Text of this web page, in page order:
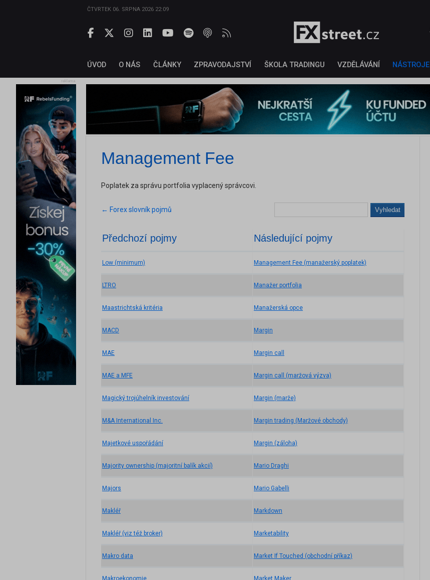
ČTVRTEK 06. SRPNA 2026 22:09
ÚVOD O NÁS ČLÁNKY ZPRAVODAJSTVÍ ŠKOLA TRADINGU VZDĚLÁVÁNÍ NÁSTROJE
reklama
Management Fee
Poplatek za správu portfolia vyplacený správcovi.
← Forex slovník pojmů Vyhledat
Předchozí pojmy
Low (minimum)
LTRO
Maastrichtská kritéria
MACD
MAE
MAE a MFE
Magický trojúhelník investování
M&A International Inc.
Majetkové uspořádání
Majority ownership (majoritní balík akcií)
Majors
Makléř
Makléř (viz též broker)
Makro data
Následující pojmy
Management Fee (manažerský poplatek)
Manažer portfolia
Manažerská opce
Margin
Margin call
Margin call (maržová výzva)
Margin (marže)
Margin trading (Maržové obchody)
Margin (záloha)
Mario Draghi
Mario Gabelli
Markdown
Marketability
Market If Touched (obchodní příkaz)